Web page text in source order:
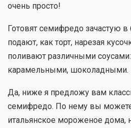
очень просто!
Готовят семифредо зачастую
подают, как торт, нарезая
поливают различными
карамельными, шоколадными.
Да, ниже я предложу вам
семифредо. По нему вы можете
итальянское мороженое дома,